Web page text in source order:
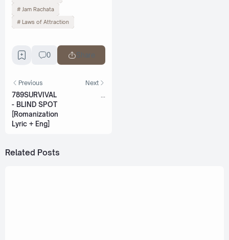
Jam Rachata
Laws of Attraction
0 Share
Previous
789SURVIVAL
- BLIND SPOT
[Romanization
Lyric + Eng]
Next
Related Posts